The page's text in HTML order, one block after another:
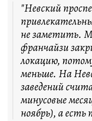
"Невский
не заметить.
франчайзи
локацию,
меньше. На
заведений
минусовые
ноябрь), а